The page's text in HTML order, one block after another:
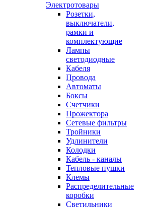
Электротовары
Розетки,
выключатели,
рамки и
комплектующие
Лампы
светодиодные
Кабеля
Провода
Автоматы
Боксы
Счетчики
Прожектора
Сетевые фильтры
Тройники
Удлинители
Колодки
Кабель - каналы
Тепловые пушки
Клемы
Распределительные
коробки
Светильники